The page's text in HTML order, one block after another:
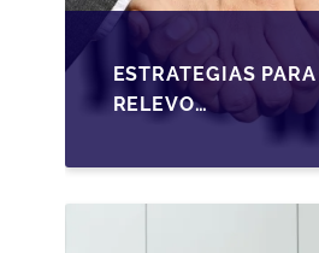
ESTRATEGIAS
RELEVO
GENERACIONAL EN
PYMES ESPAÑOLAS